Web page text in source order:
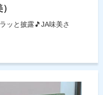
ッと披露🎵JA味美さ